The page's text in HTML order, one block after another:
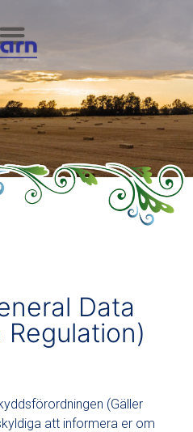
Data
(Gäller
att informera er om